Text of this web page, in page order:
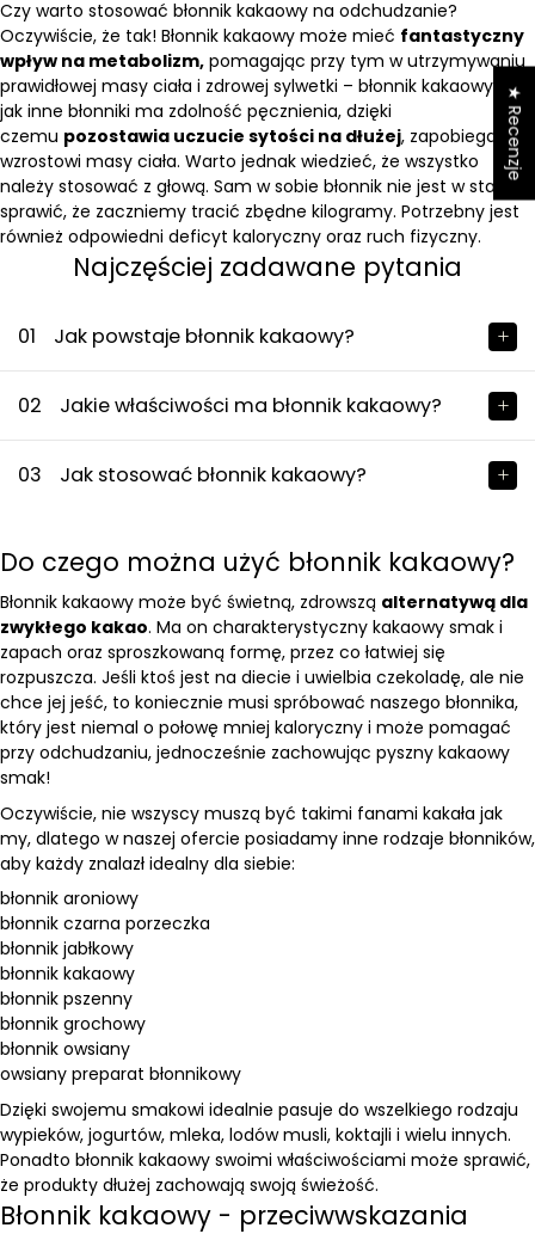
Czy warto stosować błonnik kakaowy na odchudzanie?
Oczywiście, że tak! Błonnik kakaowy może mieć fantastyczny
wpływ na metabolizm, pomagając przy tym w utrzymywaniu
prawidłowej masy ciała i zdrowej sylwetki – błonnik kakaowy tak
jak inne błonniki ma zdolność pęcznienia, dzięki
czemu pozostawia uczucie sytości na dłużej, zapobiegając
wzrostowi masy ciała. Warto jednak wiedzieć, że wszystko
należy stosować z głową. Sam w sobie błonnik nie jest w stanie
sprawić, że zaczniemy tracić zbędne kilogramy. Potrzebny jest
również odpowiedni deficyt kaloryczny oraz ruch fizyczny.
Najczęściej zadawane pytania
01 Jak powstaje błonnik kakaowy?
02 Jakie właściwości ma błonnik kakaowy?
03 Jak stosować błonnik kakaowy?
Do czego można użyć błonnik kakaowy?
Błonnik kakaowy może być świetną, zdrowszą alternatywą dla
zwykłego kakao. Ma on charakterystyczny kakaowy smak i
zapach oraz sproszkowaną formę, przez co łatwiej się
rozpuszcza. Jeśli ktoś jest na diecie i uwielbia czekoladę, ale nie
chce jej jeść, to koniecznie musi spróbować naszego błonnika,
który jest niemal o połowę mniej kaloryczny i może pomagać
przy odchudzaniu, jednocześnie zachowując pyszny kakaowy
smak!
Oczywiście, nie wszyscy muszą być takimi fanami kakała jak
my, dlatego w naszej ofercie posiadamy inne rodzaje błonników,
aby każdy znalazł idealny dla siebie:
błonnik aroniowy
błonnik czarna porzeczka
błonnik jabłkowy
błonnik kakaowy
błonnik pszenny
błonnik grochowy
błonnik owsiany
owsiany preparat błonnikowy
Dzięki swojemu smakowi idealnie pasuje do wszelkiego rodzaju
wypieków, jogurtów, mleka, lodów musli, koktajli i wielu innych.
Ponadto błonnik kakaowy swoimi właściwościami może sprawić,
że produkty dłużej zachowają swoją świeżość.
Błonnik kakaowy - przeciwwskazania
★ Recenzje